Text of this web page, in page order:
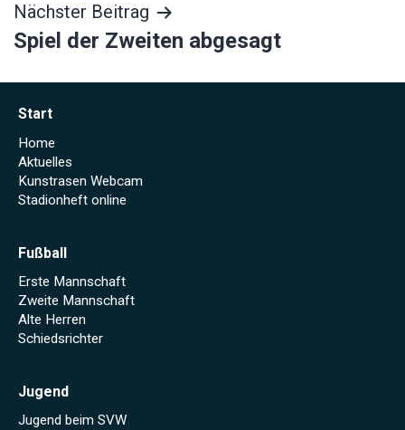
Nächster Beitrag
Spiel der Zweiten abgesagt
Start
Home
Aktuelles
Kunstrasen Webcam
Stadionheft online
Fußball
Erste Mannschaft
Zweite Mannschaft
Alte Herren
Schiedsrichter
Jugend
Jugend beim SVW